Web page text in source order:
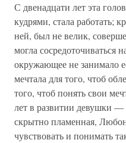
С двенадцати лет эта
кудрями, стала работать;
ней, был не велик,
могла сосредоточиваться
окружающее не занимало
мечтала для того, чтоб
того, чтоб понять свои
лет в развитии девушки —
скрытно пламенная,
чувствовать и понимать